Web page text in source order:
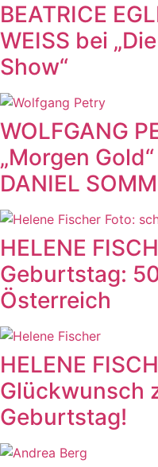
BEATRICE
WEISS bei
Show“
WOLFGANG
„Morgen
DANIEL
HELENE
Geburtstag:
Österreich
HELENE
Glückwunsch
Geburtstag!